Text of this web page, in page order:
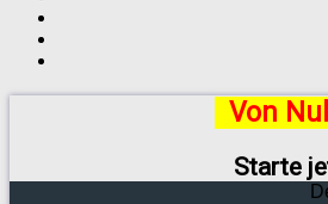
Von
Starte